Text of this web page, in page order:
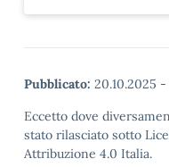
Pubblicato: 20.10.2025 -
Eccetto dove
stato rilasciato sotto
Attribuzione 4.0 Italia.